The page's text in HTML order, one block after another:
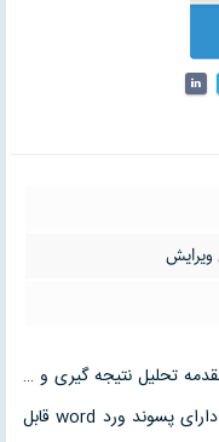
تحلیل نتیجه گیری و …
می باشد و در 5 صفحه تنظیم شده است و دارای پسوند ورد word قابل